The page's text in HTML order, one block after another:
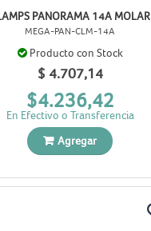
PANORAMA 14A MOLAR
MEGA-PAN-CLM-14A
Producto con Stock
$ 4.707,14
En Efectivo o Transferencia
$4.236,42
Agregar